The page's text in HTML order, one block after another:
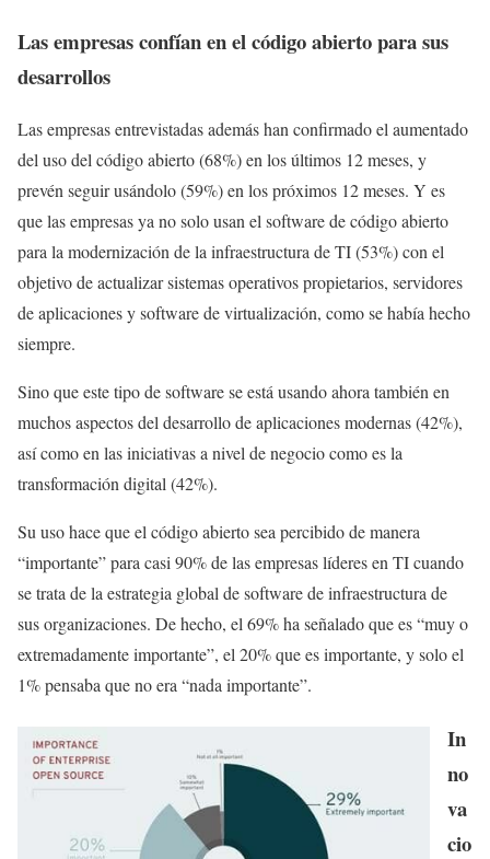
Las empresas confían en el código abierto para sus
desarrollos
Las empresas entrevistadas además han confirmado el aumentado
del uso del código abierto (68%) en los últimos 12 meses, y
prevén seguir usándolo (59%) en los próximos 12 meses. Y es
que las empresas ya no solo usan el software de código abierto
para la modernización de la infraestructura de TI (53%) con el
objetivo de actualizar sistemas operativos propietarios, servidores
de aplicaciones y software de virtualización, como se había hecho
siempre.
Sino que este tipo de software se está usando ahora también en
muchos aspectos del desarrollo de aplicaciones modernas (42%),
así como en las iniciativas a nivel de negocio como es la
transformación digital (42%).
Su uso hace que el código abierto sea percibido de manera
“importante” para casi 90% de las empresas líderes en TI cuando
se trata de la estrategia global de software de infraestructura de
sus organizaciones. De hecho, el 69% ha señalado que es “muy o
extremadamente importante”, el 20% que es importante, y solo el
1% pensaba que no era “nada importante”.
In
no
va
cio